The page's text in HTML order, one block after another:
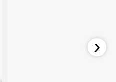
›